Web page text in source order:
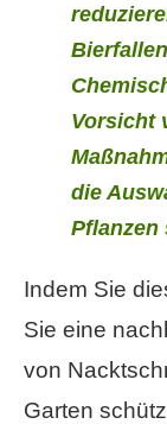
Vorsicht
die
Pflanzen
Indem Sie
Sie eine
von
Garten